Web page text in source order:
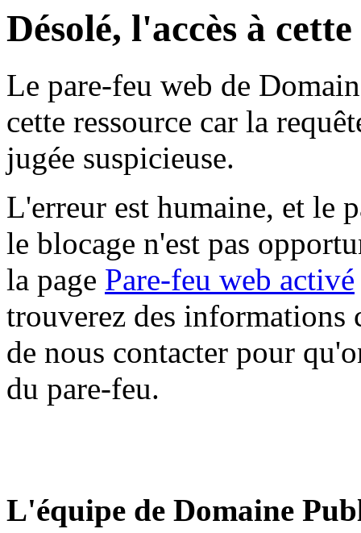
Désolé, l'accès à
Le pare-feu web de
cette ressource car la
jugée suspicieuse.
L'erreur est humaine, et le
le blocage n'est pas
la page Pare-feu web activé
trouverez des informations
de nous contacter pour
du pare-feu.
L'équipe de Domaine